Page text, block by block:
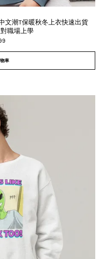
文潮T保暖秋冬上衣快速出貨
職場上學
車